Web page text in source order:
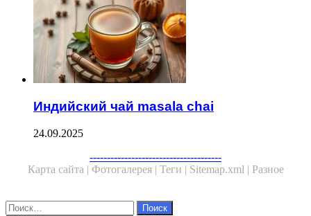
Индийский чай masala chai
24.09.2025
--------------------------------------
Карта сайта | Фотогалерея | Теги | Sitemap.xml | Разное
Close
Найти: